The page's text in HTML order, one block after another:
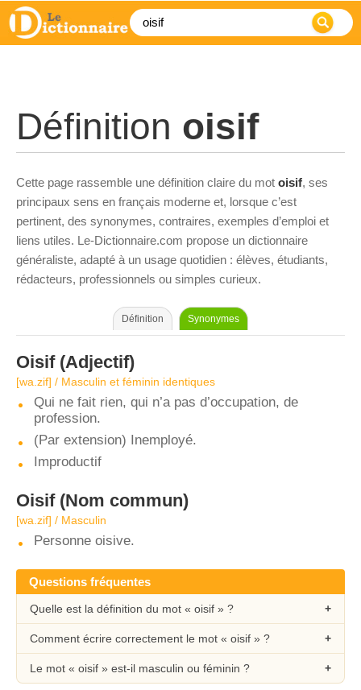
Définition oisif
Cette page rassemble une définition claire du mot oisif, ses
principaux sens en français moderne et, lorsque c’est
pertinent, des synonymes, contraires, exemples d’emploi et
liens utiles. Le-Dictionnaire.com propose un dictionnaire
généraliste, adapté à un usage quotidien : élèves, étudiants,
rédacteurs, professionnels ou simples curieux.
Définition Synonymes
Oisif(Adjectif)
[wa.zif] / Masculin et féminin identiques
Qui ne fait rien, qui n’a pas d’occupation, de
profession.
(Par extension) Inemployé.
Improductif
Oisif(Nom commun)
[wa.zif] / Masculin
Personne oisive.
Questions fréquentes
Quelle est la définition du mot « oisif » ?
Comment écrire correctement le mot « oisif » ?
Le mot « oisif » est-il masculin ou féminin ?